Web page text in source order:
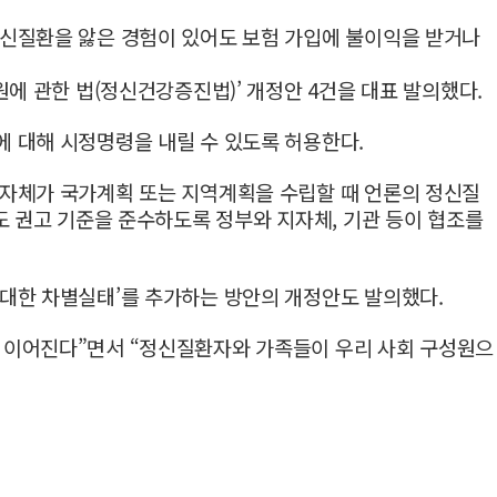
질환을 앓은 경험이 있어도 보험 가입에 불이익을 받거나
관한 법(정신건강증진법)’ 개정안 4건을 대표 발의했다.
대해 시정명령을 내릴 수 있도록 허용한다.
가 국가계획 또는 지역계획을 수립할 때 언론의 정신질
고 기준을 준수하도록 정부와 지자체, 기관 등이 협조를
차별실태’를 추가하는 방안의 개정안도 발의했다.
어진다”면서 “정신질환자와 가족들이 우리 사회 구성원으